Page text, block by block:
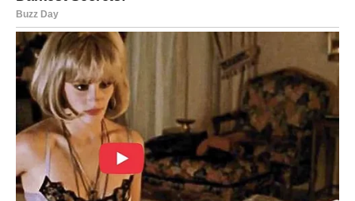
Ukupno, ovaj mali primorski raj pokazuje da pravi
odmor leži u jednostavnim stvarima – mirnim
uličicama, čistom moru, prijateljskim ljudima i toploj,
domaćoj atmosferi koja osvaja svakog posjetioca i
ostaje u srcu dugo nakon što se ljeto završ
PREUZMITE BESPLATNO!